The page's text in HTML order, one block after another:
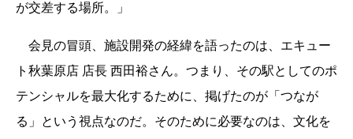
が交差する場所。」
会見の冒頭、施設開発の経緯を語ったのは、エキュー
ト秋葉原店 店長 西田裕さん。つまり、その駅としてのポ
テンシャルを最大化するために、掲げたのが「つなが
る」という視点なのだ。そのために必要なのは、文化を